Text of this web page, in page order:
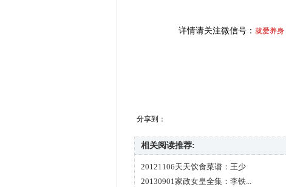
详情请关注微信号： 就爱养身
分享到：
相关阅读推荐:
20121106天天饮食菜谱：王少
20130901家政女皇全集：李铁...